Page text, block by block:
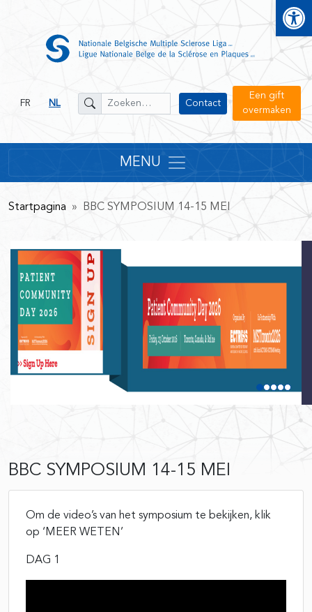
FR NL Contact
Een gift
overmaken
MENU
Startpagina » BBC SYMPOSIUM 14-15 MEI
BBC SYMPOSIUM 14-15 MEI
Om de video’s van het symposium te bekijken, klik
op ‘MEER WETEN’
DAG 1